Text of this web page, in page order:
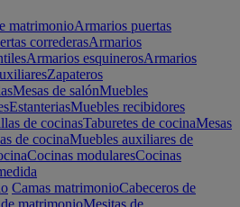
matrimonioArmarios puertas
correderasArmarios
Armarios esquinerosArmarios
Zapateros
Mesas de salónMuebles
EstanteriasMuebles recibidores
de cocinasTaburetes de cocinaMesas
de cocinaMuebles auxiliares de
Cocinas modularesCocinas
Camas matrimonioCabeceros de
matrimonioMesitas de